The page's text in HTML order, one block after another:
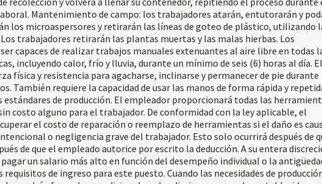
Mantenimiento de campo: los trabajadores atarán, entutorarán y
los microaspersores y retirarán las líneas de goteo de plástico, utilizando
Los trabajadores retirarán las plantas muertas y las malas hierbas. Los
capaces de realizar trabajos manuales extenuantes al aire libre en todas
incluyendo calor, frío y lluvia, durante un mínimo de seis (6) horas al día. El
física y resistencia para agacharse, inclinarse y permanecer de pie durante
También requiere la capacidad de usar las manos de forma rápida y
estándares de producción. El empleador proporcionará todas las
costo alguno para el trabajador. De conformidad con la ley aplicable, el
el costo de reparación o reemplazo de herramientas si el daño es
o negligencia grave del trabajador. Esto solo ocurrirá después de
de que el empleado autorice por escrito la deducción. A su entera
un salario más alto en función del desempeño individual o la
de ingreso para este puesto. Cuando las necesidades de